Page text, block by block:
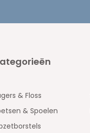
& Floss
& Spoelen